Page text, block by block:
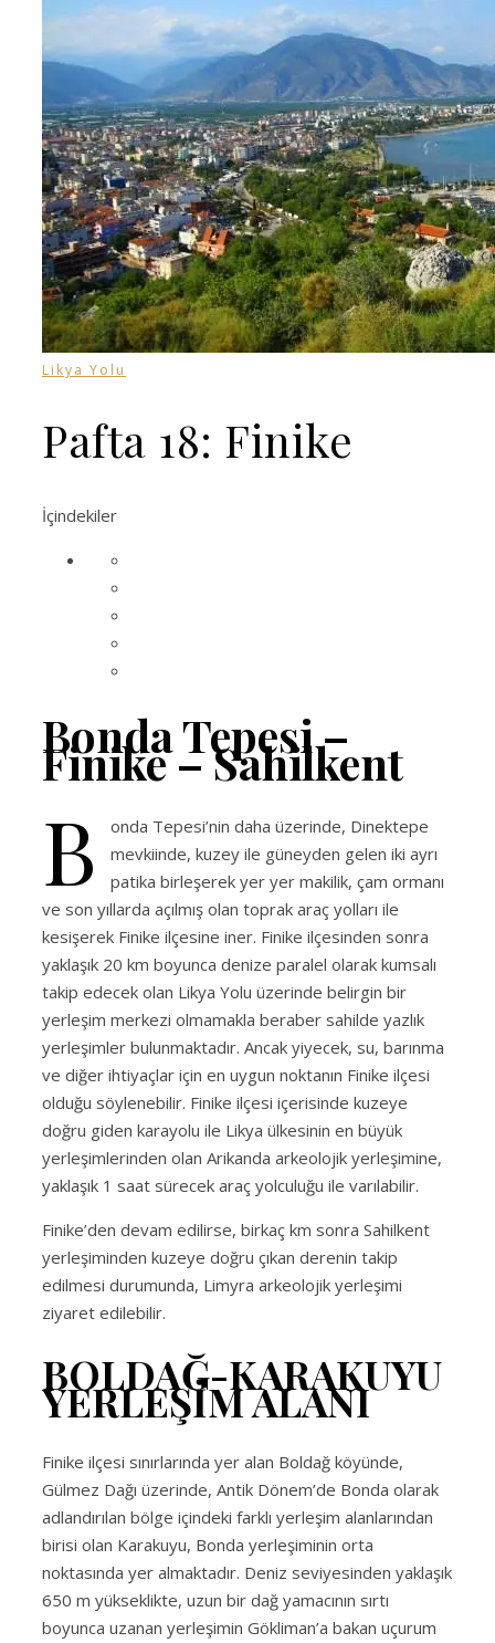
Likya Yolu
Pafta 18: Finike
İçindekiler
Bonda Tepesi –
Finike – Sahilkent
B
onda Tepesi’nin daha üzerinde, Dinektepe
mevkiinde, kuzey ile güneyden gelen iki ayrı
patika birleşerek yer yer makilik, çam ormanı
ve son yıllarda açılmış olan toprak araç yolları ile
kesişerek Finike ilçesine iner. Finike ilçesinden sonra
yaklaşık 20 km boyunca denize paralel olarak kumsalı
takip edecek olan Likya Yolu üzerinde belirgin bir
yerleşim merkezi olmamakla beraber sahilde yazlık
yerleşimler bulunmaktadır. Ancak yiyecek, su, barınma
ve diğer ihtiyaçlar için en uygun noktanın Finike ilçesi
olduğu söylenebilir. Finike ilçesi içerisinde kuzeye
doğru giden karayolu ile Likya ülkesinin en büyük
yerleşimlerinden olan Arikanda arkeolojik yerleşimine,
yaklaşık 1 saat sürecek araç yolculuğu ile varılabilir.
Finike’den devam edilirse, birkaç km sonra Sahilkent
yerleşiminden kuzeye doğru çıkan derenin takip
edilmesi durumunda, Limyra arkeolojik yerleşimi
ziyaret edilebilir.
BOLDAĞ-KARAKUYU
YERLEŞİM ALANI
Finike ilçesi sınırlarında yer alan Boldağ köyünde,
Gülmez Dağı üzerinde, Antik Dönem’de Bonda olarak
adlandırılan bölge içindeki farklı yerleşim alanlarından
birisi olan Karakuyu, Bonda yerleşiminin orta
noktasında yer almaktadır. Deniz seviyesinden yaklaşık
650 m yükseklikte, uzun bir dağ yamacının sırtı
boyunca uzanan yerleşimin Gökliman’a bakan uçurum